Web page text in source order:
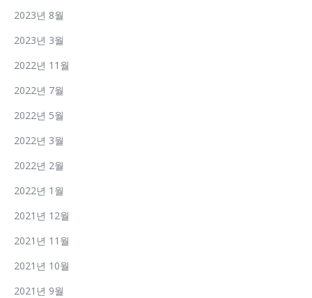
2023년 8월
2023년 3월
2022년 11월
2022년 7월
2022년 5월
2022년 3월
2022년 2월
2022년 1월
2021년 12월
2021년 11월
2021년 10월
2021년 9월